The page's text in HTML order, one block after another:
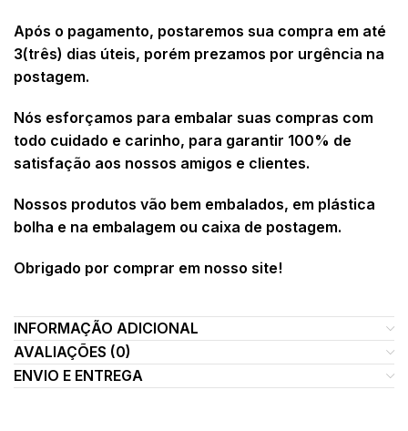
Após o pagamento, postaremos sua compra em até
3(três) dias úteis, porém prezamos por urgência na
postagem.
Nós esforçamos para embalar suas compras com
todo cuidado e carinho, para garantir 100% de
satisfação aos nossos amigos e clientes.
Nossos produtos vão bem embalados, em plástica
bolha e na embalagem ou caixa de postagem.
Obrigado por comprar em nosso site!
INFORMAÇÃO ADICIONAL
AVALIAÇÕES (0)
ENVIO E ENTREGA